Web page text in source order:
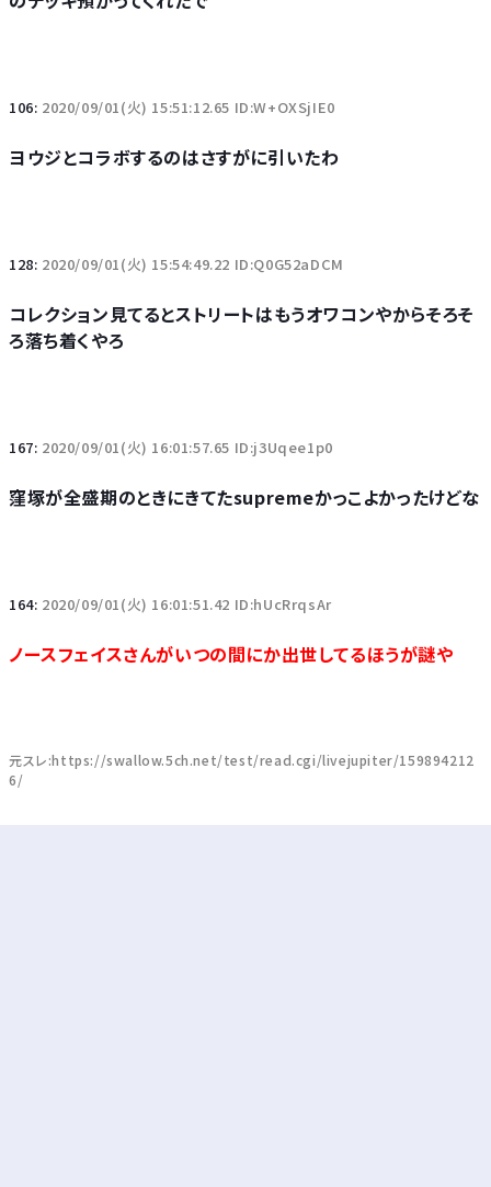
106: 2020/09/01(火) 15:51:12.65 ID:W+OXSjIE0
ヨウジとコラボするのはさすがに引いたわ
128: 2020/09/01(火) 15:54:49.22 ID:Q0G52aDCM
コレクション見てるとストリートはもうオワコンやからそろそ
ろ落ち着くやろ
167: 2020/09/01(火) 16:01:57.65 ID:j3Uqee1p0
窪塚が全盛期のときにきてたsupremeかっこよかったけどな
164: 2020/09/01(火) 16:01:51.42 ID:hUcRrqsAr
ノースフェイスさんがいつの間にか出世してるほうが謎や
元スレ:https://swallow.5ch.net/test/read.cgi/livejupiter/159894212
6/